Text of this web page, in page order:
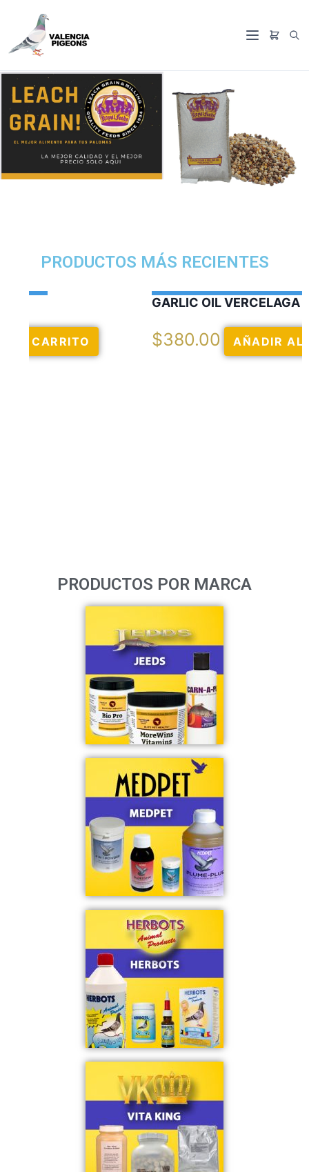
PRODUCTOS MÁS RECIENTES
GARLIC OIL VERCELAGA
$380.00 AÑADIR AL CARRITO
PRODUCTOS POR MARCA